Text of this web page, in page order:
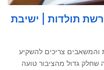
תולדות | ישיבת
והמשאבים צריכים להשקיע
שחלק גדול מהציבור טועה